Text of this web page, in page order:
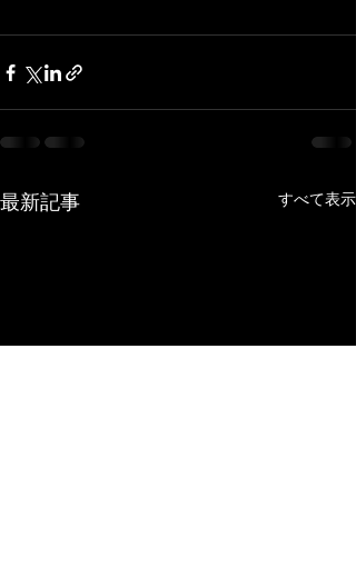
最新記事 すべて表示